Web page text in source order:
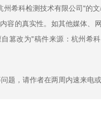
希科检测技术有限公司"的
容的真实性。如其他媒体、
篡改为"稿件来源：杭州希
题，请作者在两周内速来电